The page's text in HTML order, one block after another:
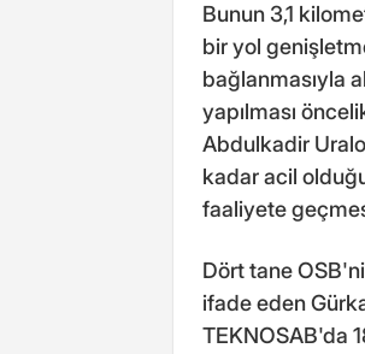
Bunun 3,1
bir yol
bağlanmasıyla
yapılması
Abdulkadir
kadar acil
faaliyete
Dört tane
ifade eden
TEKNOSAB'da